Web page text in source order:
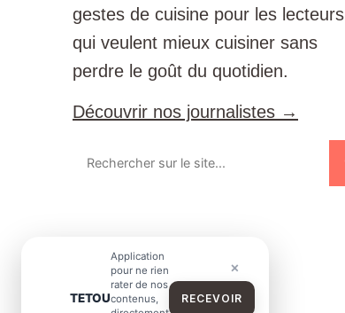
gestes de cuisine pour les lecteurs
qui veulent mieux cuisiner sans
perdre le goût du quotidien.
Découvrir nos journalistes →
×
TETOU
Application
pour ne rien
rater de nos
contenus,
RECEVOIR